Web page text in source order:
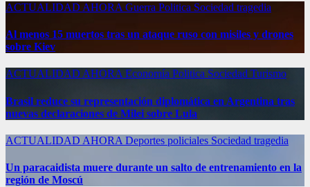
ACTUALIDAD AHORA Guerra Politica Sociedad tragedia
Al menos 15 muertos tras un ataque ruso con misiles y drones
sobre Kiev
ACTUALIDAD AHORA Economía Politica Sociedad Turismo
Brasil reduce su representación diplomática en Argentina tras
nuevas declaraciones de Milei sobre Lula
ACTUALIDAD AHORA Deportes policiales Sociedad tragedia
Un paracaidista muere durante un salto de entrenamiento en la
región de Moscú